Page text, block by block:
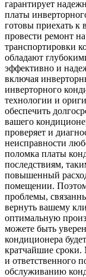
гарантирует
платы
готовы приехать к
провести ремонт
транспортировки
обладают
эффективно и
включая
инверторного
технологии и
обеспечить
вашего
проверяет и
неисправности
поломка платы
последствиям,
повышенный
помещении.
проблемы,
вернуть вашему
оптимальную
можете быть
кондиционера
кратчайшие
и ответственного
обслуживанию